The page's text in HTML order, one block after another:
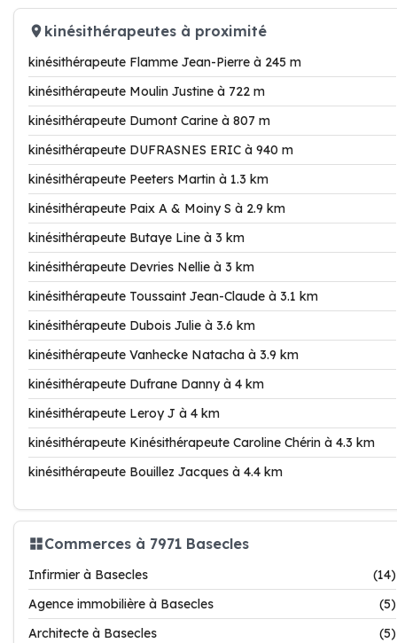
kinésithérapeutes à proximité
kinésithérapeute Flamme Jean-Pierre à 245 m
kinésithérapeute Moulin Justine à 722 m
kinésithérapeute Dumont Carine à 807 m
kinésithérapeute DUFRASNES ERIC à 940 m
kinésithérapeute Peeters Martin à 1.3 km
kinésithérapeute Paix A & Moiny S à 2.9 km
kinésithérapeute Butaye Line à 3 km
kinésithérapeute Devries Nellie à 3 km
kinésithérapeute Toussaint Jean-Claude à 3.1 km
kinésithérapeute Dubois Julie à 3.6 km
kinésithérapeute Vanhecke Natacha à 3.9 km
kinésithérapeute Dufrane Danny à 4 km
kinésithérapeute Leroy J à 4 km
kinésithérapeute Kinésithérapeute Caroline Chérin à 4.3 km
kinésithérapeute Bouillez Jacques à 4.4 km
Commerces à 7971 Basecles
Infirmier à Basecles
(14)
Agence immobilière à Basecles
(5)
Architecte à Basecles
(5)